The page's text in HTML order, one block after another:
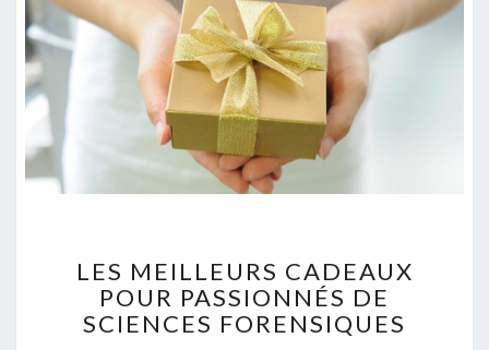
E
S
M
LES MEILLEURS CADEAUX
POUR PASSIONNÉS DE
SCIENCES FORENSIQUES